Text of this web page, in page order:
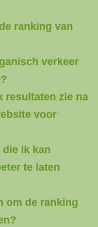
ranking van
verkeer
resultaten zie na
voor
ik kan
te laten
om de ranking